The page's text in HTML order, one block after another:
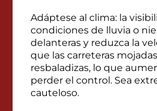
Adáptese al clima: la
condiciones de lluvia o
delanteras y reduzca la
que las carreteras
resbaladizas, lo que
perder el control. Sea
cauteloso.